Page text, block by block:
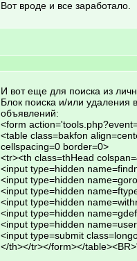
Вот вроде и все заработало.
И вот еще для поиска из
Блок поиска и/или удаления
объявлений:
<form
<table class=bakfon
cellspacing=0 border=0>
<tr><th class=thHead
<input type=hidden
<input type=hidden
<input type=hidden
<input type=hidden
<input type=hidden
<input type=hidden
<input type=submit
</th></tr></form></